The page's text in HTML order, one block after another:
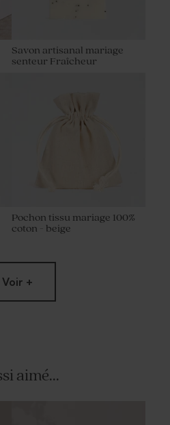
Savon artisanal mariage
senteur Fraîcheur
Pochon tissu mariage 100%
coton - beige
Voir +
aimé...